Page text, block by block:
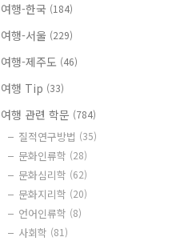
여행-한국 (184)
여행-서울 (229)
여행-제주도 (46)
여행 Tip (33)
여행 관련 학문 (784)
질적연구방법 (35)
문화인류학 (28)
문화심리학 (62)
문화지리학 (20)
언어인류학 (8)
사회학 (81)